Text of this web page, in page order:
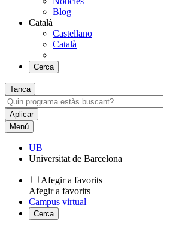
Blog
Català
Castellano
Català
Cerca
Tanca
Menú
UB
Universitat de Barcelona
Afegir a favorits
Afegir a favorits
Campus virtual
Cerca